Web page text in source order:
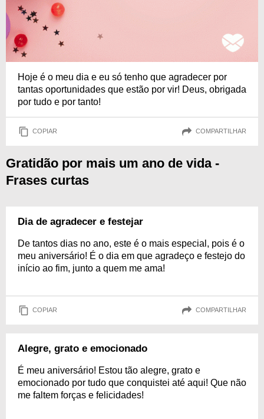
Hoje é o meu dia e eu só tenho que agradecer por
tantas oportunidades que estão por vir! Deus, obrigada
por tudo e por tanto!
COPIAR COMPARTILHAR
Gratidão por mais um ano de vida -
Frases curtas
Dia de agradecer e festejar
De tantos dias no ano, este é o mais especial, pois é o
meu aniversário! É o dia em que agradeço e festejo do
início ao fim, junto a quem me ama!
COPIAR COMPARTILHAR
Alegre, grato e emocionado
É meu aniversário! Estou tão alegre, grato e
emocionado por tudo que conquistei até aqui! Que não
me faltem forças e felicidades!